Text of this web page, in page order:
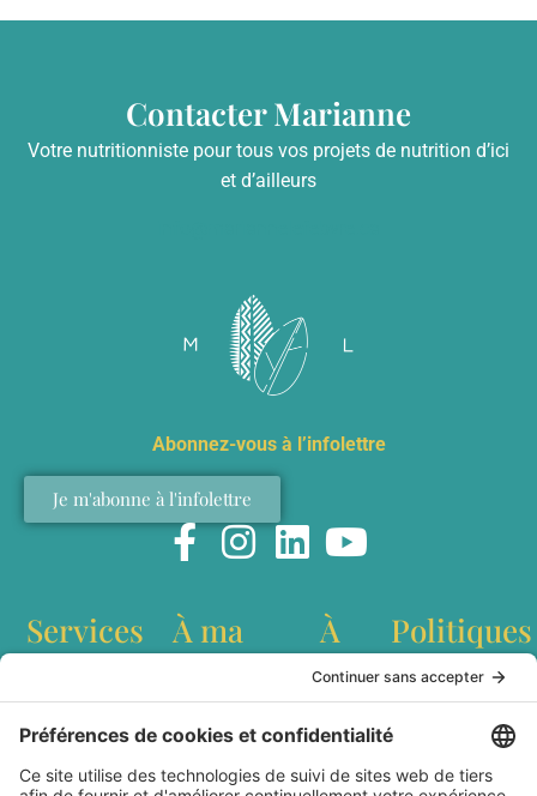
Contacter Marianne
Votre nutritionniste pour tous vos projets de nutrition d’ici
et d’ailleurs
Abonnez-vous à l’infolettre
Je m'abonne à l'infolettre
Services
interculturelles
Ateliers de
Création de
À ma
Baladodiffusion
Websérie
À
propos
Marianne
Lefebvre?
Politiques
Politique de
confidentialité
Conditions
d'utilisation